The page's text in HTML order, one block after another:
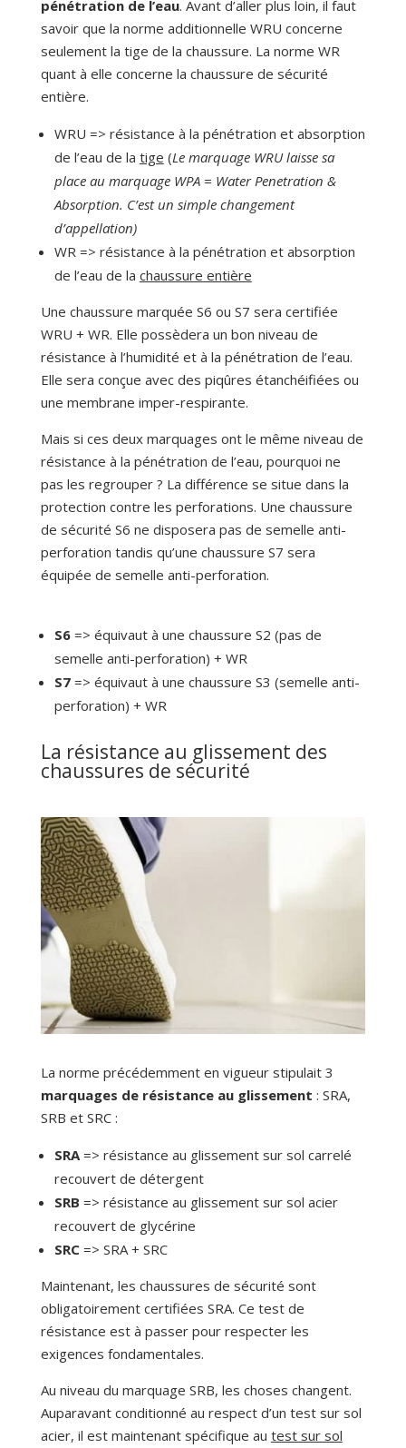
pénétration de l’eau. Avant d’aller plus loin, il faut
savoir que la norme additionnelle WRU concerne
seulement la tige de la chaussure. La norme WR
quant à elle concerne la chaussure de sécurité
entière.
WRU => résistance à la pénétration et absorption
de l’eau de la tige (Le marquage WRU laisse sa
place au marquage WPA = Water Penetration &
Absorption. C’est un simple changement
d’appellation)
WR => résistance à la pénétration et absorption
de l’eau de la chaussure entière
Une chaussure marquée S6 ou S7 sera certifiée
WRU + WR. Elle possèdera un bon niveau de
résistance à l’humidité et à la pénétration de l’eau.
Elle sera conçue avec des piqûres étanchéifiées ou
une membrane imper-respirante.
Mais si ces deux marquages ont le même niveau de
résistance à la pénétration de l’eau, pourquoi ne
pas les regrouper ? La différence se situe dans la
protection contre les perforations. Une chaussure
de sécurité S6 ne disposera pas de semelle anti-
perforation tandis qu’une chaussure S7 sera
équipée de semelle anti-perforation.
S6=> équivaut à une chaussure S2 (pas de
semelle anti-perforation) + WR
S7=> équivaut à une chaussure S3 (semelle anti-
perforation) + WR
La résistance au glissement des
chaussures de sécurité
La norme précédemment en vigueur stipulait 3
marquages de résistance au glissement : SRA,
SRB et SRC :
SRA=> résistance au glissement sur sol carrelé
recouvert de détergent
SRB => résistance au glissement sur sol acier
recouvert de glycérine
SRC=> SRA + SRC
Maintenant, les chaussures de sécurité sont
obligatoirement certifiées SRA. Ce test de
résistance est à passer pour respecter les
exigences fondamentales.
Au niveau du marquage SRB, les choses changent.
Auparavant conditionné au respect d’un test sur sol
acier, il est maintenant spécifique au test sur sol